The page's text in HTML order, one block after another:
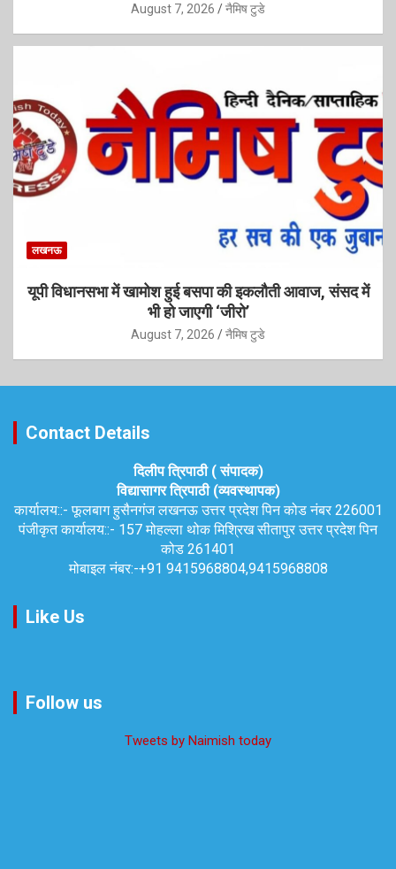
August 7, 2026 नैमिष टुडे
लखनऊ
यूपी विधानसभा में खामोश हुई बसपा की इकलौती आवाज, संसद में
भी हो जाएगी ‘जीरो’
August 7, 2026 नैमिष टुडे
Contact Details
दिलीप त्रिपाठी ( संपादक)
विद्यासागर त्रिपाठी (व्यवस्थापक)
कार्यालय::-फूलबाग हुसैनगंज लखनऊ उत्तर प्रदेश पिन कोड नंबर 226001
पंजीकृत कार्यालय::- 157 मोहल्ला थोक मिश्रिख सीतापुर उत्तर प्रदेश पिन
कोड 261401
मोबाइल नंबर:-+91 9415968804,9415968808
Like Us
Follow us
Tweets by Naimish today